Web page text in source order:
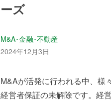
ーズ
M&A･金融･不動産
2024年12月3日
M&Aが活発に行われる中、様
経営者保証の未解除です。経